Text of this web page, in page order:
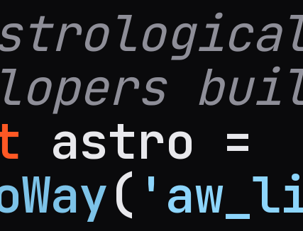
· Swiss Ephemeris ·
astro =
(